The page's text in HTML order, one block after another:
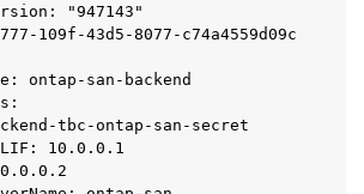
"947143"
109f-43d5-8077-c74a4559d09c
ontap-san-backend
tbc-ontap-san-secret
10.0.0.1